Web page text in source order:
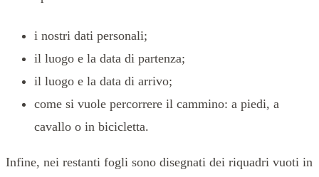
i nostri dati personali;
il luogo e la data di partenza;
il luogo e la data di arrivo;
come si vuole percorrere il cammino: a piedi, a
cavallo o in bicicletta.
Infine, nei restanti fogli sono disegnati dei riquadri vuoti in